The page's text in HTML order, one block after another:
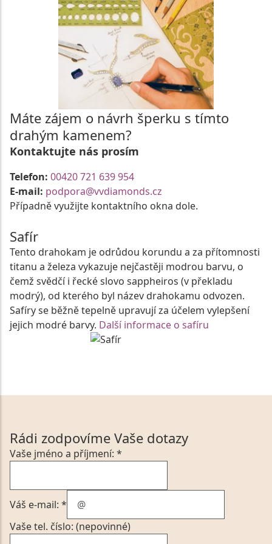
Máte zájem o návrh šperku s tímto
drahým kamenem?
Kontaktujte nás prosím
Telefon: 00420 721 639 954
E-mail: podpora@vvdiamonds.cz
Případně využijte kontaktního okna dole.
Safír
Tento drahokam je odrůdou korundu a za přítomnosti
titanu a železa vykazuje nejčastěji modrou barvu, o
čemž svědčí i řecké slovo sappheiros (v překladu
modrý), od kterého byl název drahokamu odvozen.
Safíry se běžně tepelně upravují za účelem vylepšení
jejich modré barvy. Další informace o safíru
Rádi zodpovíme Vaše dotazy
Vaše jméno a příjmení: *
Váš e-mail: *
Vaše tel. číslo: (nepovinné)